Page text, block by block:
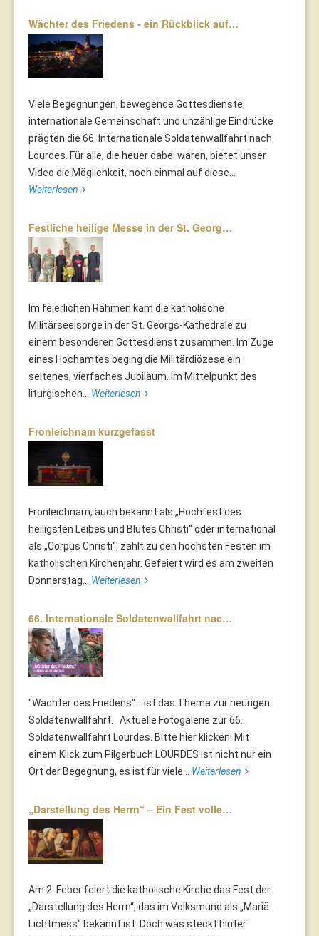
Wächter des Friedens - ein Rückblick auf…
Viele Begegnungen, bewegende Gottesdienste,
internationale Gemeinschaft und unzählige Eindrücke
prägten die 66. Internationale Soldatenwallfahrt nach
Lourdes. Für alle, die heuer dabei waren, bietet unser
Video die Möglichkeit, noch einmal auf diese...
Weiterlesen
Festliche heilige Messe in der St. Georg…
Im feierlichen Rahmen kam die katholische
Militärseelsorge in der St. Georgs-Kathedrale zu
einem besonderen Gottesdienst zusammen. Im Zuge
eines Hochamtes beging die Militärdiözese ein
seltenes, vierfaches Jubiläum. Im Mittelpunkt des
liturgischen... Weiterlesen
Fronleichnam kurzgefasst
Fronleichnam, auch bekannt als „Hochfest des
heiligsten Leibes und Blutes Christi“ oder international
als „Corpus Christi“, zählt zu den höchsten Festen im
katholischen Kirchenjahr. Gefeiert wird es am zweiten
Donnerstag... Weiterlesen
66. Internationale Soldatenwallfahrt nac…
"Wächter des Friedens"... ist das Thema zur heurigen
Soldatenwallfahrt. Aktuelle Fotogalerie zur 66.
Soldatenwallfahrt Lourdes. Bitte hier klicken! Mit
einem Klick zum Pilgerbuch LOURDES ist nicht nur ein
Ort der Begegnung, es ist für viele... Weiterlesen
„Darstellung des Herrn“ – Ein Fest volle…
Am 2. Feber feiert die katholische Kirche das Fest der
„Darstellung des Herrn“, das im Volksmund als „Mariä
Lichtmess“ bekannt ist. Doch was steckt hinter